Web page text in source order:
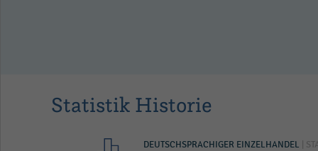
Statistik Historie
DEUTSCHSPRACHIGER EINZELHANDEL |